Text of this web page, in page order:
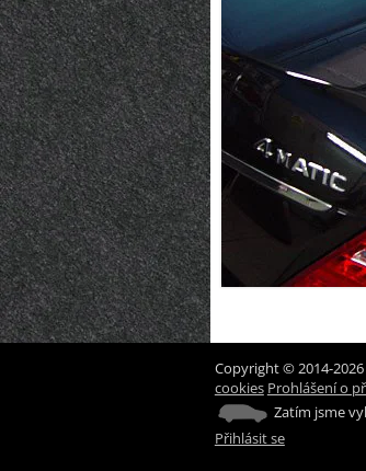
Copyright © 2014-
cookies Prohlášení o
Zatím jsme
Přihlásit se